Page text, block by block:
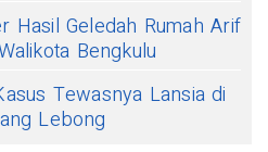
Hasil Geledah Rumah Arif
Bengkulu
Tewasnya Lansia di
Lebong